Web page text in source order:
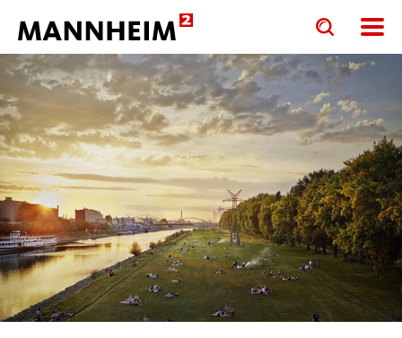
Toggle
search
input
form
Toggle
search
input